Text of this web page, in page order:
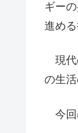
ギー
進める
現代
の生
今回